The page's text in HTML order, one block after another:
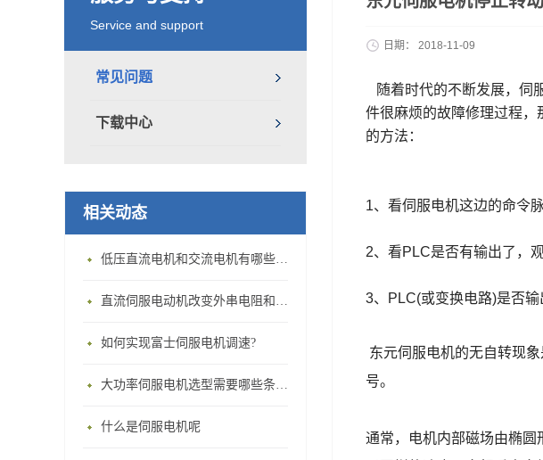
Service and support
常见问题
下载中心
相关动态
低压直流电机和交流电机有哪些区别？
直流伺服电动机改变外串电阻和供电电压有什么特点？
如何实现富士伺服电机调速?
大功率伺服电机选型需要哪些条件？
什么是伺服电机呢
日期： 2018-11-09
随着时代的不断发展，伺
件很麻烦的故障修理过程，
的方法：
1、看伺服电机这边的命令
2、看PLC是否有输出了，
3、PLC(或变换电路)是否输
东元伺服电机的无自转现
号。
通常，电机内部磁场由椭圆